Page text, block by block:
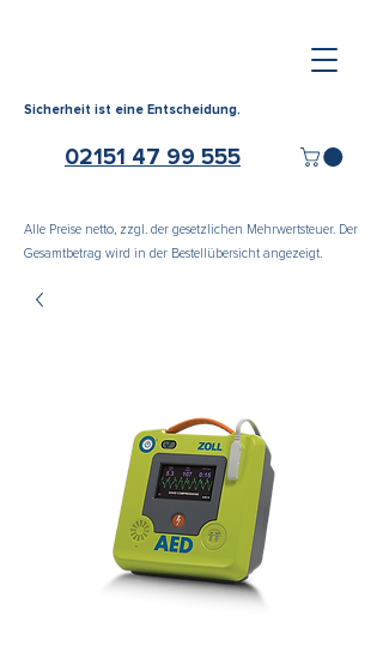
Sicherheit ist eine Entscheidung.
02151 47 99 555
Alle Preise netto, zzgl. der gesetzlichen Mehrwertsteuer. Der
Gesamtbetrag wird in der Bestellübersicht angezeigt.